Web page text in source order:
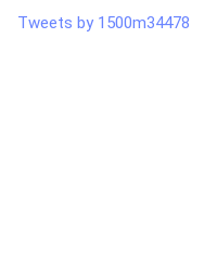
Tweets by 1500m34478